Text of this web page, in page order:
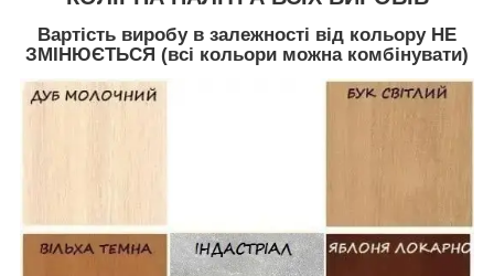
Вартість виробу в залежності від кольору НЕ
ЗМІНЮЄТЬСЯ (всі кольори можна комбінувати)